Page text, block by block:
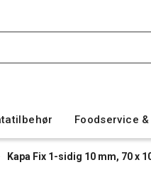
Foodservice
Kapa Fix 1-sidig 10 mm, 70 x